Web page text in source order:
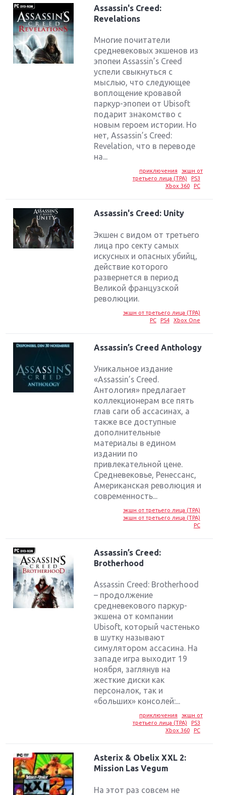
Assassin's Creed:
Revelations
Многие почитатели
средневековых экшенов из
эпопеи Assassin’s Creed
успели свыкнуться с
мыслью, что следующее
воплощение кровавой
паркур-эпопеи от Ubisoft
подарит знакомство с
новым героем истории. Но
нет, Assassin’s Creed:
Revelation, что в переводе
на...
приключения
экшн от
третьего лица (TPA)
PS3
Xbox 360
PC
Assassin's Creed: Unity
Экшен с видом от третьего
лица про секту самых
искусных и опасных убийц,
действие которого
развернется в период
Великой французской
революции.
экшн от третьего лица (TPA)
PC
PS4 Xbox One
Assassin’s Creed Anthology
Уникальное издание
«Assassin’s Creed.
Антология» предлагает
коллекционерам все пять
глав саги об ассасинах, а
также все доступные
дополнительные
материалы в едином
издании по
привлекательной цене.
Средневековье, Ренессанс,
Американская революция и
современность...
экшн от третьего лица (TPA)
экшн от третьего лица (TPA)
PC
Assassin’s Creed:
Brotherhood
Assassin Creed: Brotherhood
– продолжение
средневекового паркур-
экшена от компании
Ubisoft, который частенько
в шутку называют
симулятором ассасина. На
западе игра выходит 19
ноября, заглянув на
жесткие диски как
персоналок, так и
«больших» консолей:...
приключения
экшн от
третьего лица (TPA)
PS3
Xbox 360
PC
Asterix & Obelix XXL 2:
Mission Las Vegum
На этот раз совсем не